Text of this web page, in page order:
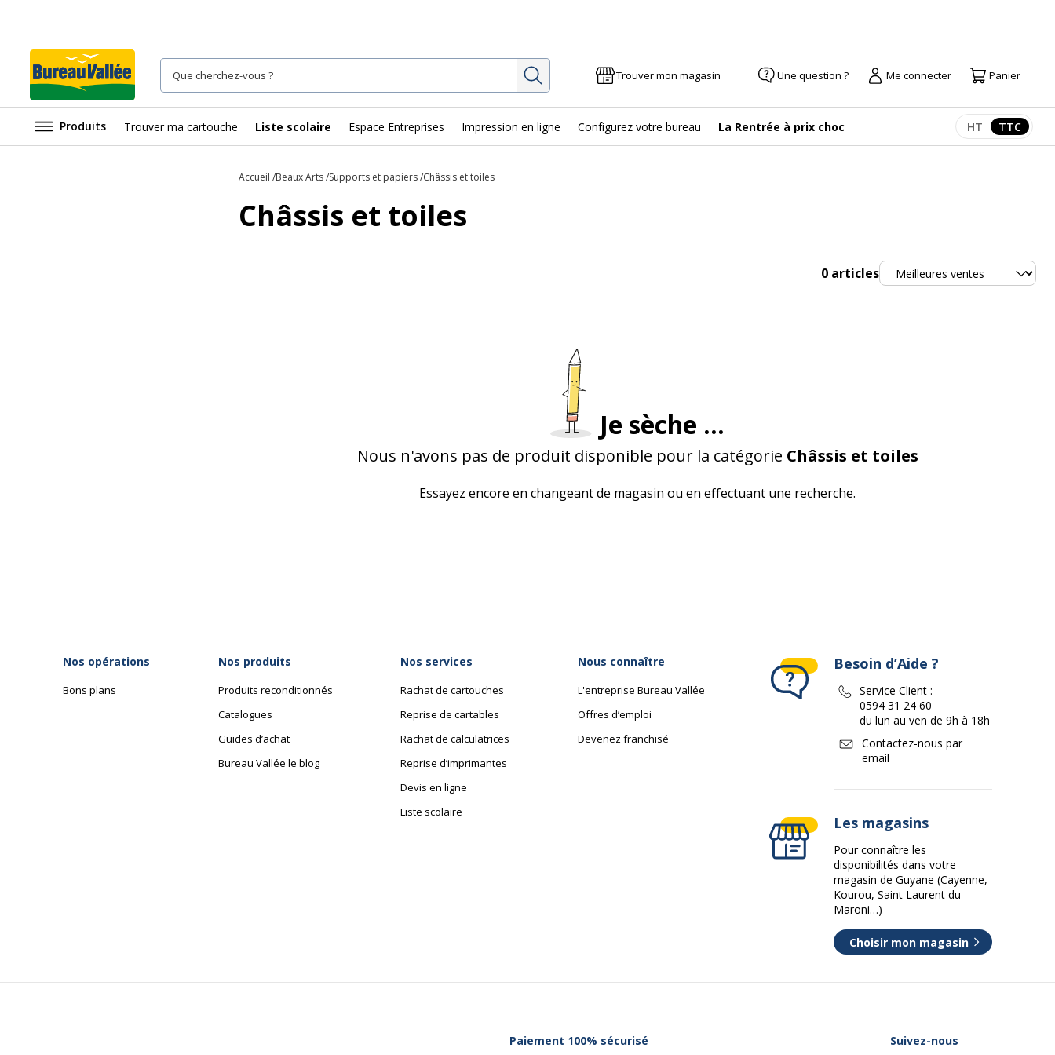
Rechercher Trouver mon magasin Une question ? Me connecter Panier
Produits Trouver ma cartouche Liste scolaire Espace Entreprises Impression en ligne Configurez votre bureau La Rentrée à prix choc Afficher les
HT TTC
Accueil Beaux Arts Supports et papiers Châssis et toiles
Châssis et toiles
0 articlesTrier
Je sèche ...
Nous n'avons pas de produit disponible pour la catégorie Châssis et toiles
Essayez encore en changeant de magasin ou en effectuant une recherche.
Nos opérations
Bons plans
Nos produits
Produits reconditionnés
Catalogues
Guides d’achat
Bureau Vallée le blog
Nos services
Rachat de cartouches
Reprise de cartables
Rachat de calculatrices
Reprise d’imprimantes
Devis en ligne
Liste scolaire
Nous connaître
L'entreprise Bureau Vallée
Offres d’emploi
Devenez franchisé
Besoin d’Aide ?
Service Client :
0594 31 24 60
du lun au ven de 9h à 18h
Contactez-nous par
email
Les magasins
Pour connaître les
disponibilités dans votre
magasin de Guyane (Cayenne,
Kourou, Saint Laurent du
Maroni…)
Choisir mon magasin
Paiement 100% sécurisé Suivez-nous